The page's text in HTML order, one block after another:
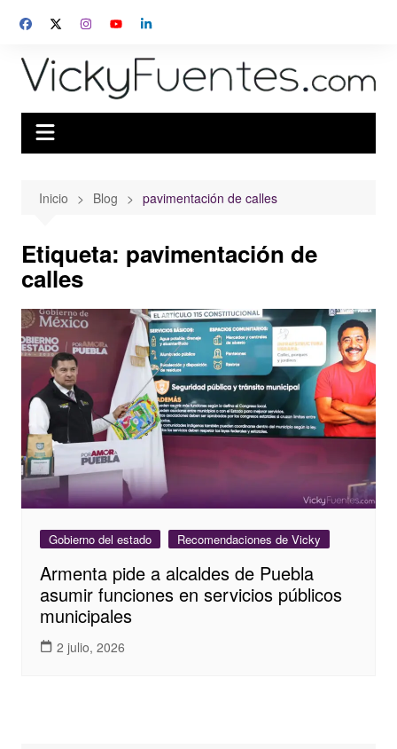
contenido
Inicio Blog pavimentación de calles
Etiqueta: pavimentación de
calles
Gobierno del estado Recomendaciones de Vicky
Armenta pide a alcaldes de Puebla
asumir funciones en servicios públicos
municipales
2 julio, 2026